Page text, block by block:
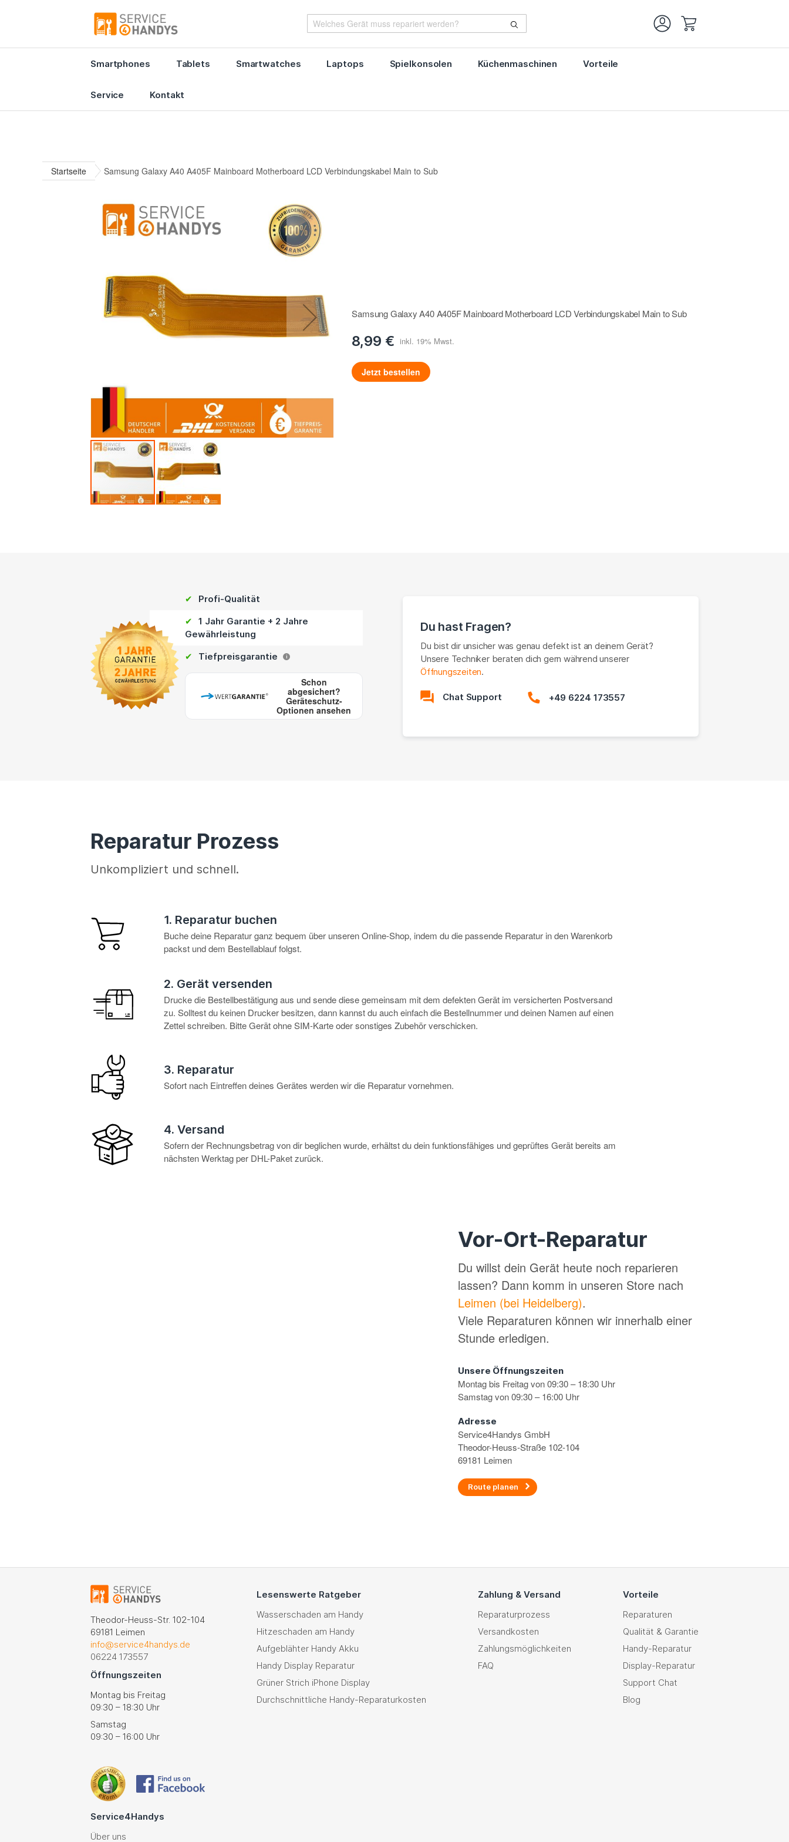
Smartphones Tablets Smartwatches Laptops Spielkonsolen Küchenmaschinen Vorteile
Service Kontakt
Startseite Samsung Galaxy A40 A405F Mainboard Motherboard LCD Verbindungskabel Main to Sub
Samsung Galaxy A40 A405F Mainboard Motherboard LCD Verbindungskabel Main to Sub
8,99 €
Jetzt bestellen
✔ Profi-Qualität
✔
1 Jahr Garantie + 2 Jahre
Gewährleistung
✔ Tiefpreisgarantie i
Schon
abgesichert?
Geräteschutz-
Optionen ansehen
Du hast Fragen?
Du bist dir unsicher was genau defekt ist an deinem Gerät?
Unsere Techniker beraten dich gern während unserer
Öffnungszeiten.
Chat Support +49 6224 173557
Reparatur Prozess
Unkompliziert und schnell.
1. Reparatur buchen
Buche deine Reparatur ganz bequem über unseren Online-Shop, indem du die passende Reparatur in den Warenkorb
packst und dem Bestellablauf folgst.
2. Gerät versenden
Drucke die Bestellbestätigung aus und sende diese gemeinsam mit dem defekten Gerät im versicherten Postversand
zu. Solltest du keinen Drucker besitzen, dann kannst du auch einfach die Bestellnummer und deinen Namen auf einen
Zettel schreiben. Bitte Gerät ohne SIM-Karte oder sonstiges Zubehör verschicken.
3. Reparatur
Sofort nach Eintreffen deines Gerätes werden wir die Reparatur vornehmen.
4. Versand
Sofern der Rechnungsbetrag von dir beglichen wurde, erhältst du dein funktionsfähiges und geprüftes Gerät bereits am
nächsten Werktag per DHL-Paket zurück.
Vor-Ort-Reparatur
Du willst dein Gerät heute noch reparieren
lassen? Dann komm in unseren Store nach
Leimen (bei Heidelberg).
Viele Reparaturen können wir innerhalb einer
Stunde erledigen.
Unsere Öffnungszeiten
Montag bis Freitag von 09:30 – 18:30 Uhr
Samstag von 09:30 – 16:00 Uhr
Adresse
Service4Handys GmbH
Theodor-Heuss-Straße 102-104
69181 Leimen
Route planen
Theodor-Heuss-Str. 102-104
69181 Leimen
info@service4handys.de
06224 173557
Öffnungszeiten
Montag bis Freitag
09:30 – 18:30 Uhr
Samstag
09:30 – 16:00 Uhr
Lesenswerte Ratgeber
Wasserschaden am Handy
Hitzeschaden am Handy
Aufgeblähter Handy Akku
Handy Display Reparatur
Grüner Strich iPhone Display
Durchschnittliche Handy-Reparaturkosten
Zahlung & Versand
Reparaturprozess
Versandkosten
Zahlungsmöglichkeiten
FAQ
Vorteile
Reparaturen
Qualität & Garantie
Handy-Reparatur
Display-Reparatur
Support Chat
Blog
Service4Handys
Über uns